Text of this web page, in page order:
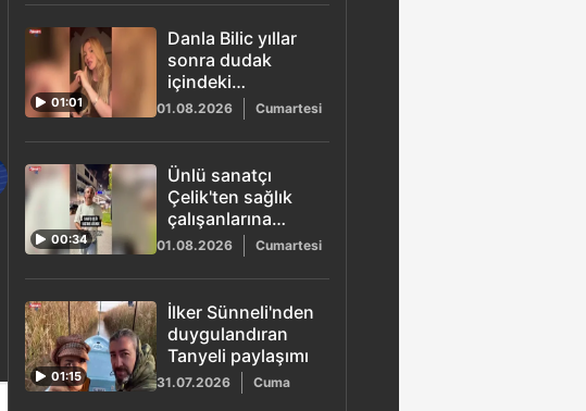
01:01
Danla Bilic yıllar
sonra dudak
içindeki
dövmesini
01.08.2026 Cumartesi
00:34
Ünlü sanatçı
Çelik'ten sağlık
çalışanlarına
teşekkür
01.08.2026 Cumartesi
01:15
İlker Sünneli'nden
duygulandıran
Tanyeli paylaşımı
31.07.2026 Cuma